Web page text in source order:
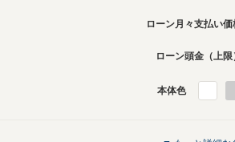
ローン月々支払い価
ローン頭金（上限
本体色